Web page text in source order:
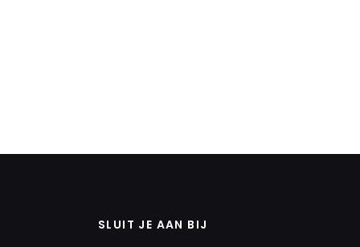
SLUIT JE AAN BIJ